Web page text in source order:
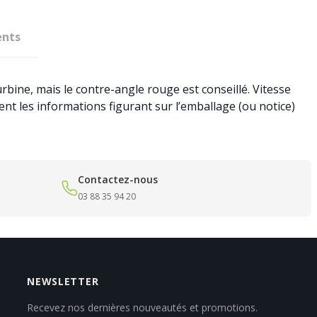
mais le contre-angle rouge est conseillé. Vitesse
les informations figurant sur l’emballage (ou notice)
Contactez-nous
03 88 35 94 20
NEWSLETTER
Recevez nos dernières nouveautés et promotions.